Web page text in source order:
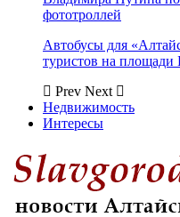
фототроллей
Автобусы для
туристов на площади
Prev Next
Недвижимость
Интересы